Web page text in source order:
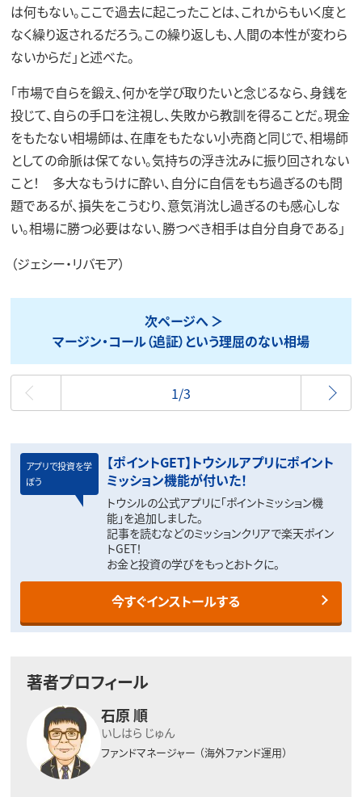
は何もない。ここで過去に起こったことは、これからもいく度と
なく繰り返されるだろう。この繰り返しも、人間の本性が変わら
ないからだ」と述べた。
「市場で自らを鍛え、何かを学び取りたいと念じるなら、身銭を
投じて、自らの手口を注視し、失敗から教訓を得ることだ。現金
をもたない相場師は、在庫をもたない小売商と同じで、相場師
としての命脈は保てない。気持ちの浮き沈みに振り回されない
こと！ 多大なもうけに酔い、自分に自信をもち過ぎるのも問
題であるが、損失をこうむり、意気消沈し過ぎるのも感心しな
い。相場に勝つ必要はない、勝つべき相手は自分自身である」
（ジェシー・リバモア）
次ページへ
マージン・コール（追証）という理屈のない相場
最初
1/3
アプリで投資を学
ぼう
【ポイントGET】トウシルアプリにポイント
ミッション機能が付いた！
トウシルの公式アプリに「ポイントミッション機
能」を追加しました。
記事を読むなどのミッションクリアで楽天ポイン
トGET！
お金と投資の学びをもっとおトクに。
今すぐインストールする
著者プロフィール
石原 順
いしはら じゅん
ファンドマネージャー （海外ファンド運用）